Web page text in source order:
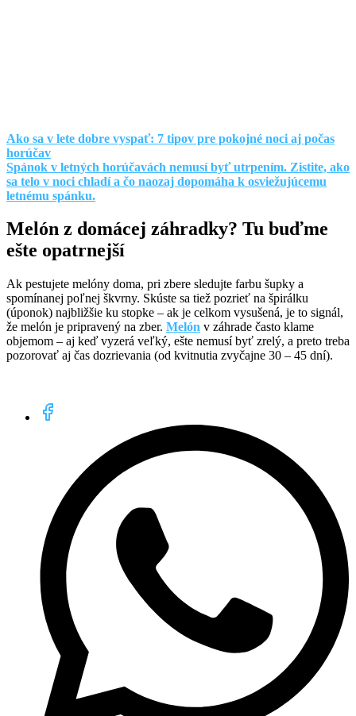
Ako sa v lete dobre vyspať: 7 tipov pre pokojné noci aj počas
horúčav
Spánok v letných horúčavách nemusí byť utrpením. Zistite, ako
sa telo v noci chladí a čo naozaj dopomáha k osviežujúcemu
letnému spánku.
Melón z domácej záhradky? Tu buďme
ešte opatrnejší
Ak pestujete melóny doma, pri zbere sledujte farbu šupky a
spomínanej poľnej škvrny. Skúste sa tiež pozrieť na špirálku
(úponok) najbližšie ku stopke – ak je celkom vysušená, je to signál,
že melón je pripravený na zber. Melón v záhrade často klame
objemom – aj keď vyzerá veľký, ešte nemusí byť zrelý, a preto treba
pozorovať aj čas dozrievania (od kvitnutia zvyčajne 30 – 45 dní).